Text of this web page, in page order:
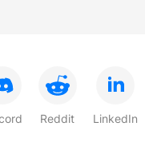
Reddit LinkedIn